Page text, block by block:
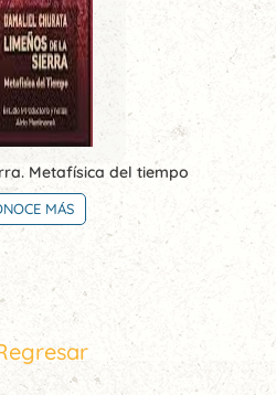
Metafísica del tiempo
MÁS